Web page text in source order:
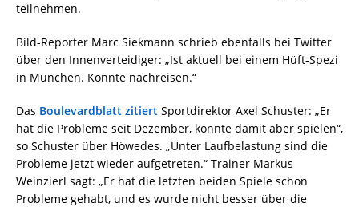
teilnehmen.
Bild-Reporter Marc Siekmann schrieb ebenfalls bei Twitter
über den Innenverteidiger: „Ist aktuell bei einem Hüft-Spezi
in München. Könnte nachreisen.“
Das Boulevardblatt zitiert Sportdirektor Axel Schuster: „Er
hat die Probleme seit Dezember, konnte damit aber spielen“,
so Schuster über Höwedes. „Unter Laufbelastung sind die
Probleme jetzt wieder aufgetreten.“ Trainer Markus
Weinzierl sagt: „Er hat die letzten beiden Spiele schon
Probleme gehabt, und es wurde nicht besser über die